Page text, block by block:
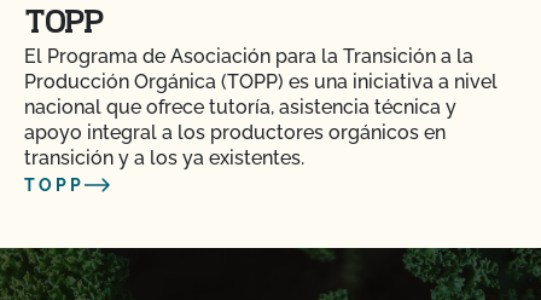
TOPP
El Programa de Asociación para la Transición a la
Producción Orgánica (TOPP) es una iniciativa a nivel
nacional que ofrece tutoría, asistencia técnica y
apoyo integral a los productores orgánicos en
transición y a los ya existentes.
TOPP